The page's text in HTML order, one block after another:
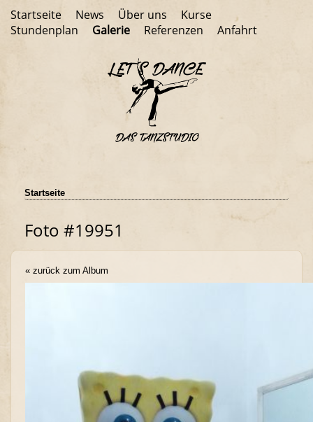
Startseite News Über uns
Kurse
Stundenplan
Galerie Referenzen Anfahrt
Startseite
Foto #19951
« zurück zum Album